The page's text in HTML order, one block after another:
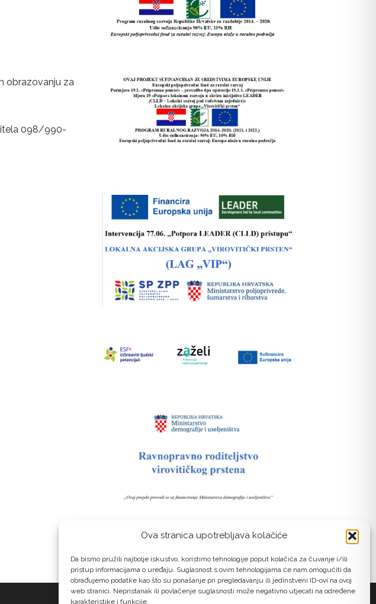
Ova stranica upotrebljava kolačiće
Da bismo pružili najbolje iskustvo, koristimo tehnologije poput kolačića za čuvanje i/ili
pristup informacijama o uređaju. Suglasnost s ovim tehnologijama će nam omogućiti da
obrađujemo podatke kao što su ponašanje pri pregledavanju ili jedinstveni ID-ovi na ovoj
web stranici. Nepristanak ili povlačenje suglasnosti može negativno utjecati na određene
karakteristike i funkcije.
obrazovanju za
098/990-